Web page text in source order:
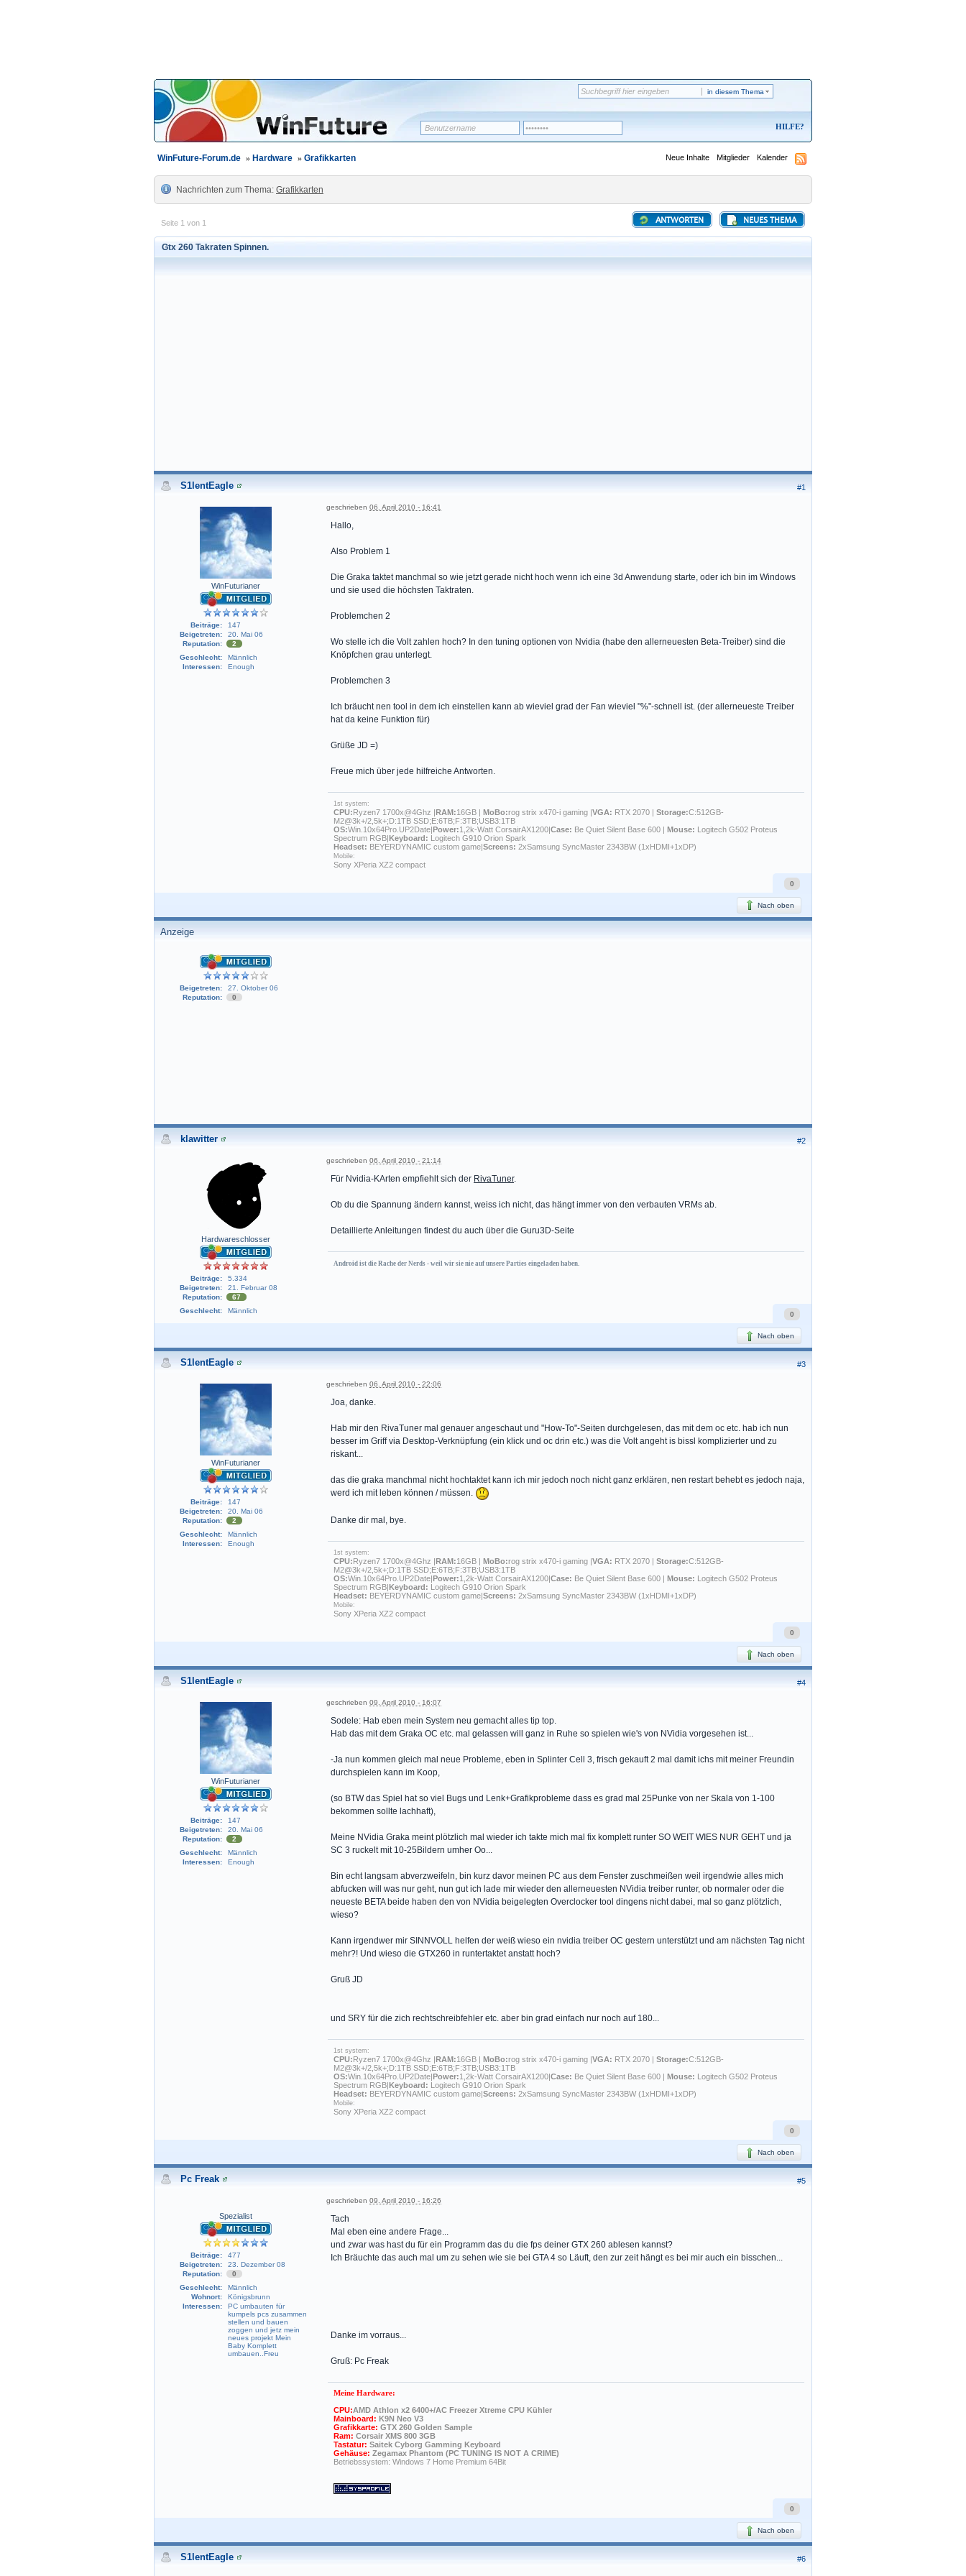
in diesem Thema
HILFE
WinFuture-Forum.de » Hardware » Grafikkarten Neue Inhalte Mitglieder Kalender
Nachrichten zum Thema: Grafikkarten
Seite 1 von 1 NEUES THEMA
ANTWORTEN
Gtx 260 Takraten Spinnen.
#1
S1lentEagle
WinFuturianer
Beiträge:
147
Beigetreten:
20. Mai 06
Reputation:
2
Geschlecht:
Männlich
Interessen:
Enough
geschrieben 06. April 2010 - 16:41
Hallo,
Also Problem 1
Die Graka taktet manchmal so wie jetzt gerade nicht hoch wenn ich eine 3d Anwendung starte, oder ich bin im Windows
und sie used die höchsten Taktraten.
Problemchen 2
Wo stelle ich die Volt zahlen hoch? In den tuning optionen von Nvidia (habe den allerneuesten Beta-Treiber) sind die
Knöpfchen grau unterlegt.
Problemchen 3
Ich bräucht nen tool in dem ich einstellen kann ab wieviel grad der Fan wieviel "%"-schnell ist. (der allerneueste Treiber
hat da keine Funktion für)
Grüße JD =)
Freue mich über jede hilfreiche Antworten.
1st system:
CPU:Ryzen7 1700x@4Ghz |RAM:16GB | MoBo:rog strix x470-i gaming |VGA: RTX 2070 | Storage:C:512GB-
M2@3k+/2,5k+;D:1TB SSD;E:6TB;F:3TB;USB3:1TB
OS:Win.10x64Pro.UP2Date|Power:1,2k-Watt CorsairAX1200|Case: Be Quiet Silent Base 600 | Mouse: Logitech G502 Proteus
Spectrum RGB|Keyboard: Logitech G910 Orion Spark
Headset: BEYERDYNAMIC custom game|Screens: 2xSamsung SyncMaster 2343BW (1xHDMI+1xDP)
Mobile:
Sony XPeria XZ2 compact
0
Nach oben
Anzeige
Beigetreten:
27. Oktober 06
Reputation:
0
#2
klawitter
Hardwareschlosser
Beiträge:
5.334
Beigetreten:
21. Februar 08
Reputation:
67
Geschlecht:
Männlich
geschrieben 06. April 2010 - 21:14
Für Nvidia-KArten empfiehlt sich der RivaTuner.
Ob du die Spannung ändern kannst, weiss ich nicht, das hängt immer von den verbauten VRMs ab.
Detaillierte Anleitungen findest du auch über die Guru3D-Seite
Android ist die Rache der Nerds - weil wir sie nie auf unsere Parties eingeladen haben.
0
Nach oben
#3
S1lentEagle
WinFuturianer
Beiträge:
147
Beigetreten:
20. Mai 06
Reputation:
2
Geschlecht:
Männlich
Interessen:
Enough
geschrieben 06. April 2010 - 22:06
Joa, danke.
Hab mir den RivaTuner mal genauer angeschaut und "How-To"-Seiten durchgelesen, das mit dem oc etc. hab ich nun
besser im Griff via Desktop-Verknüpfung (ein klick und oc drin etc.) was die Volt angeht is bissl komplizierter und zu
riskant...
das die graka manchmal nicht hochtaktet kann ich mir jedoch noch nicht ganz erklären, nen restart behebt es jedoch naja,
werd ich mit leben können / müssen.
Danke dir mal, bye.
1st system:
CPU:Ryzen7 1700x@4Ghz |RAM:16GB | MoBo:rog strix x470-i gaming |VGA: RTX 2070 | Storage:C:512GB-
M2@3k+/2,5k+;D:1TB SSD;E:6TB;F:3TB;USB3:1TB
OS:Win.10x64Pro.UP2Date|Power:1,2k-Watt CorsairAX1200|Case: Be Quiet Silent Base 600 | Mouse: Logitech G502 Proteus
Spectrum RGB|Keyboard: Logitech G910 Orion Spark
Headset: BEYERDYNAMIC custom game|Screens: 2xSamsung SyncMaster 2343BW (1xHDMI+1xDP)
Mobile:
Sony XPeria XZ2 compact
0
Nach oben
#4
S1lentEagle
WinFuturianer
Beiträge:
147
Beigetreten:
20. Mai 06
Reputation:
2
Geschlecht:
Männlich
Interessen:
Enough
geschrieben 09. April 2010 - 16:07
Sodele: Hab eben mein System neu gemacht alles tip top.
Hab das mit dem Graka OC etc. mal gelassen will ganz in Ruhe so spielen wie's von NVidia vorgesehen ist...
-Ja nun kommen gleich mal neue Probleme, eben in Splinter Cell 3, frisch gekauft 2 mal damit ichs mit meiner Freundin
durchspielen kann im Koop,
(so BTW das Spiel hat so viel Bugs und Lenk+Grafikprobleme dass es grad mal 25Punke von ner Skala von 1-100
bekommen sollte lachhaft),
Meine NVidia Graka meint plötzlich mal wieder ich takte mich mal fix komplett runter SO WEIT WIES NUR GEHT und ja
SC 3 ruckelt mit 10-25Bildern umher Oo...
Bin echt langsam abverzweifeln, bin kurz davor meinen PC aus dem Fenster zuschmeißen weil irgendwie alles mich
abfucken will was nur geht, nun gut ich lade mir wieder den allerneuesten NVidia treiber runter, ob normaler oder die
neueste BETA beide haben den von NVidia beigelegten Overclocker tool dingens nicht dabei, mal so ganz plötzlich,
wieso?
Kann irgendwer mir SINNVOLL helfen der weiß wieso ein nvidia treiber OC gestern unterstützt und am nächsten Tag nicht
mehr?! Und wieso die GTX260 in runtertaktet anstatt hoch?
Gruß JD
und SRY für die zich rechtschreibfehler etc. aber bin grad einfach nur noch auf 180...
1st system:
CPU:Ryzen7 1700x@4Ghz |RAM:16GB | MoBo:rog strix x470-i gaming |VGA: RTX 2070 | Storage:C:512GB-
M2@3k+/2,5k+;D:1TB SSD;E:6TB;F:3TB;USB3:1TB
OS:Win.10x64Pro.UP2Date|Power:1,2k-Watt CorsairAX1200|Case: Be Quiet Silent Base 600 | Mouse: Logitech G502 Proteus
Spectrum RGB|Keyboard: Logitech G910 Orion Spark
Headset: BEYERDYNAMIC custom game|Screens: 2xSamsung SyncMaster 2343BW (1xHDMI+1xDP)
Mobile:
Sony XPeria XZ2 compact
0
Nach oben
#5
Pc Freak
Spezialist
Beiträge:
477
Beigetreten:
23. Dezember 08
Reputation:
0
Geschlecht:
Männlich
Wohnort:
Königsbrunn
Interessen:
PC umbauten für
kumpels pcs zusammen
stellen und bauen
zoggen und jetz mein
neues projekt Mein
Baby Komplett
umbauen..Freu
geschrieben 09. April 2010 - 16:26
Tach
Mal eben eine andere Frage...
und zwar was hast du für ein Programm das du die fps deiner GTX 260 ablesen kannst?
Ich Bräuchte das auch mal um zu sehen wie sie bei GTA 4 so Läuft, den zur zeit hängt es bei mir auch ein bisschen...
Danke im vorraus...
Gruß: Pc Freak
Meine Hardware:
CPU:AMD Athlon x2 6400+/AC Freezer Xtreme CPU Kühler
Mainboard: K9N Neo V3
Grafikkarte: GTX 260 Golden Sample
Ram: Corsair XMS 800 3GB
Tastatur: Saitek Cyborg Gamming Keyboard
Gehäuse: Zegamax Phantom (PC TUNING IS NOT A CRIME)
Betriebssystem: Windows 7 Home Premium 64Bit
0
Nach oben
#6
S1lentEagle